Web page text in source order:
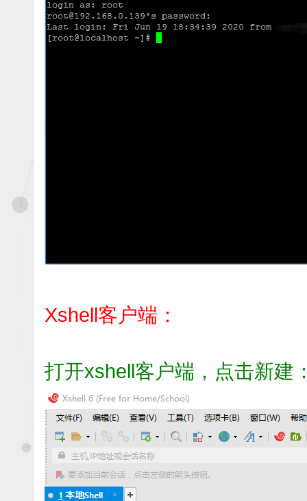
Xshell客户端：
打开xshell客户端，点击新建